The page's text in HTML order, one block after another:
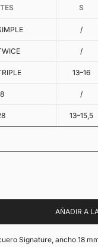
S
/
/
13–16
/
13–15,5
AÑADIR A
Signature, ancho 18